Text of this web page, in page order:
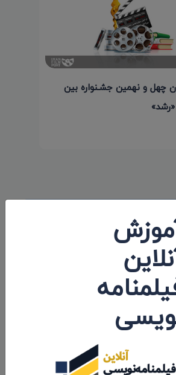
چهل و نهمین جشـنواره بین‌
«رشد»
نظر را شما ثبت کنید.